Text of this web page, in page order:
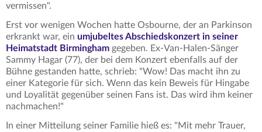
vermissen".
Erst vor wenigen Wochen hatte Osbourne, der an Parkinson
erkrankt war, ein umjubeltes Abschiedskonzert in seiner
Heimatstadt Birmingham gegeben. Ex-Van-Halen-Sänger
Sammy Hagar (77), der bei dem Konzert ebenfalls auf der
Bühne gestanden hatte, schrieb: "Wow! Das macht ihn zu
einer Kategorie für sich. Wenn das kein Beweis für Hingabe
und Loyalität gegenüber seinen Fans ist. Das wird ihm keiner
nachmachen!"
In einer Mitteilung seiner Familie hieß es: "Mit mehr Trauer,